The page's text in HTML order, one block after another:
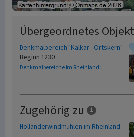
Übergeordnetes Objekt
Denkmalbereich "Kalkar - Ortskern"
Beginn 1230
Denkmalbereiche im Rheinland I
Zugehörig zu 1
Holländerwindmühlen im Rheinland